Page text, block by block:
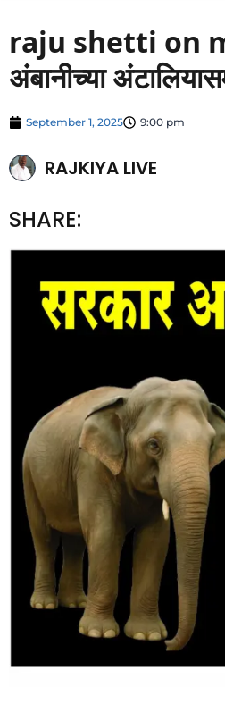
raju shetti on
अंबानीच्या
September 1, 2025 9:00 pm
RAJKIYA LIVE
SHARE: